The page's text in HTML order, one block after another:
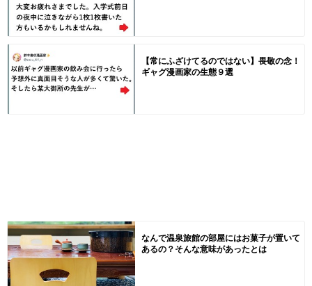
【常にふざけてるのではない】畏敬の念！
ギャグ漫画家の生態９選
なんで温泉旅館の部屋にはお菓子が置いて
あるの？そんな意味があったとは